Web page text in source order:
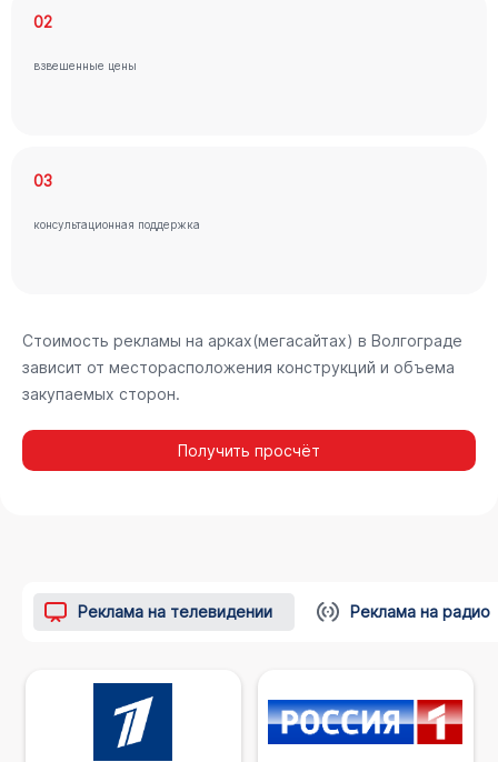
02
взвешенные цены
03
консультационная поддержка
Стоимость рекламы на арках(мегасайтах) в Волгограде
зависит от месторасположения конструкций и объема
закупаемых сторон.
Получить просчёт
Реклама на телевидении Реклама на радио